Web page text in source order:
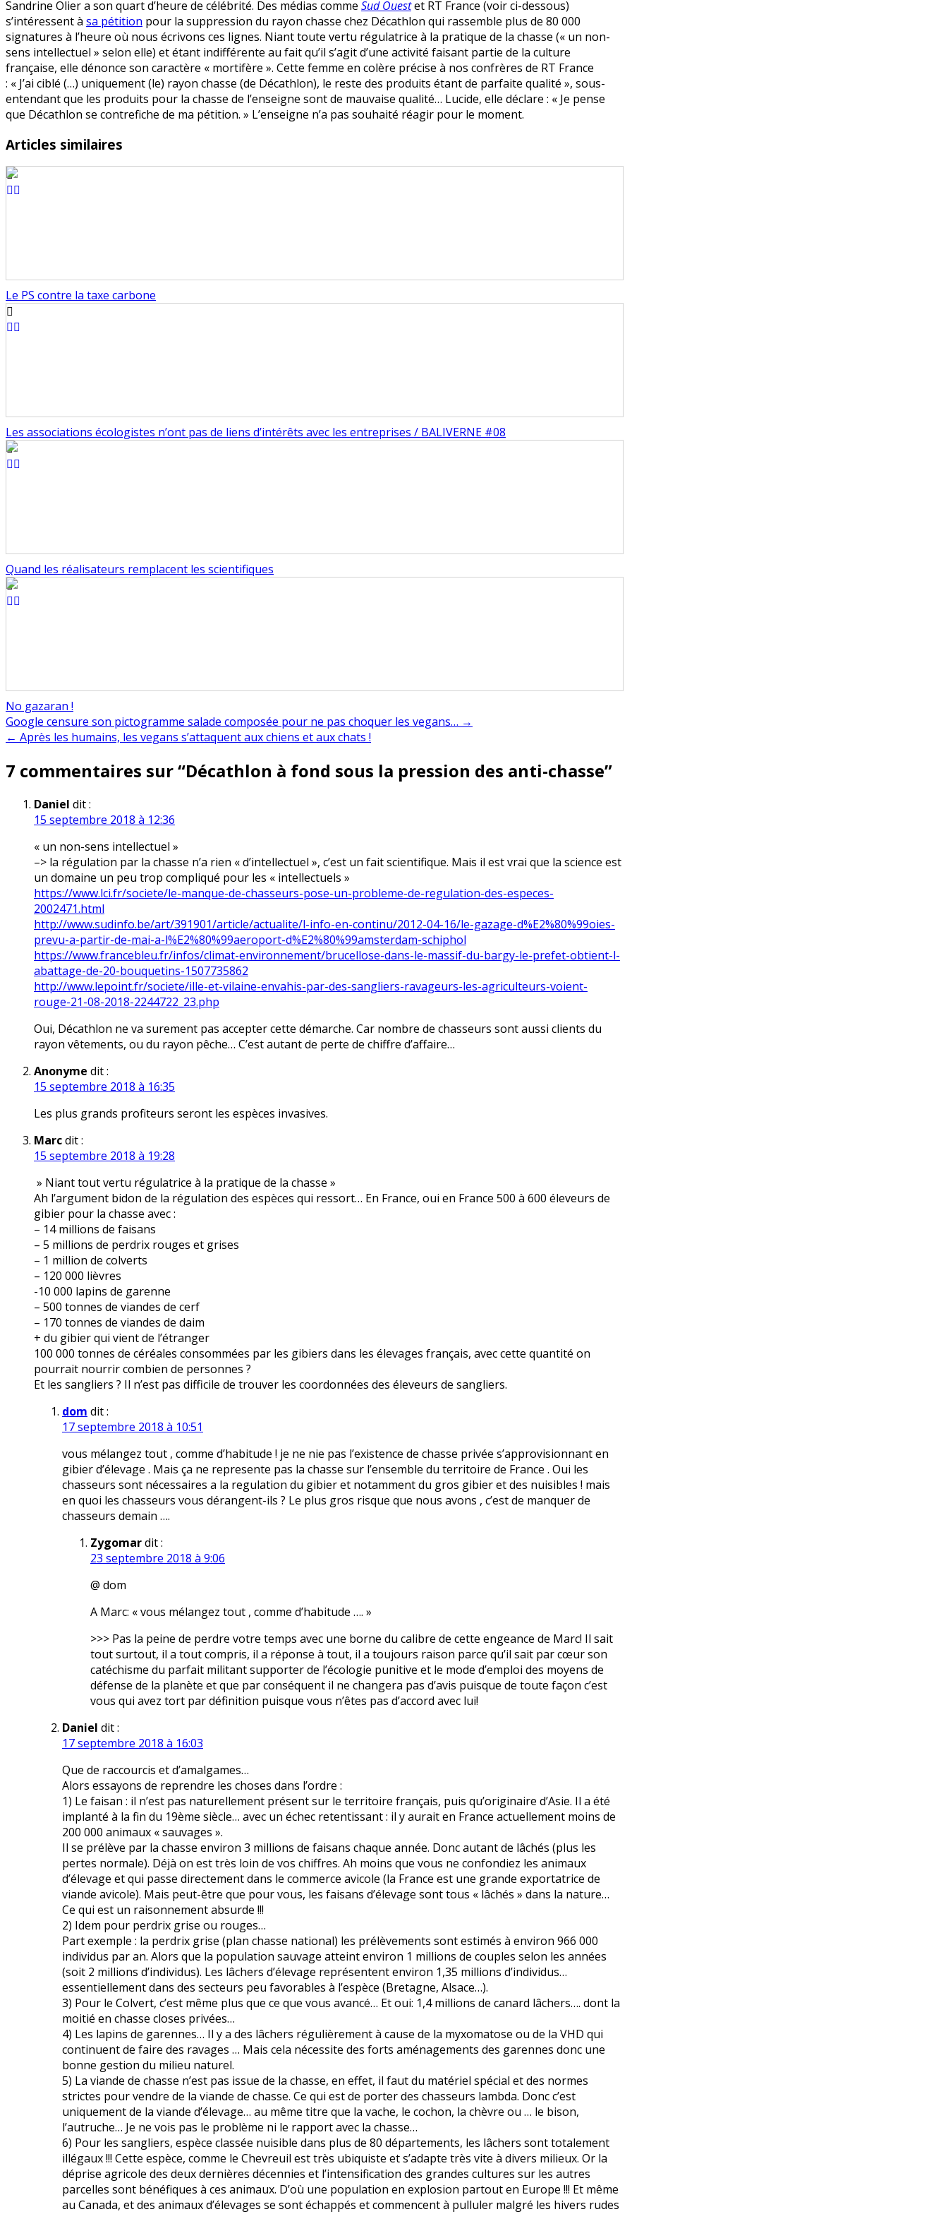
fond
sous
la
pression
des
anti-
chasse
Sandrine Olier a son quart d’heure de célébrité. Des médias comme Sud Ouestet RT France (voir ci-dessous)
s’intéressent à sa pétition pour la suppression du rayon chasse chez Décathlon qui rassemble plus de 80 000
signatures à l’heure où nous écrivons ces lignes. Niant toute vertu régulatrice à la pratique de la chasse (« un non-
sens intellectuel » selon elle) et étant indifférente au fait qu’il s’agit d’une activité faisant partie de la culture
française, elle dénonce son caractère « mortifère ». Cette femme en colère précise à nos confrères de RT France
: « J’ai ciblé (…) uniquement (le) rayon chasse (de Décathlon), le reste des produits étant de parfaite qualité », sous-
entendant que les produits pour la chasse de l’enseigne sont de mauvaise qualité… Lucide, elle déclare : « Je pense
que Décathlon se contrefiche de ma pétition. » L’enseigne n’a pas souhaité réagir pour le moment.
Articles similaires
Le PS contre la taxe carbone
Les associations écologistes n’ont pas de liens d’intérêts avec les entreprises / BALIVERNE #08
Quand les réalisateurs remplacent les scientifiques
No gazaran !
Navigation
de
l’article
Google censure son pictogramme salade composée pour ne pas choquer les vegans… →
← Après les humains, les vegans s’attaquent aux chiens et aux chats !
7 commentaires sur “Décathlon à fond sous la pression des anti-chasse”
Daniel dit :
15 septembre 2018 à 12:36
« un non-sens intellectuel »
–> la régulation par la chasse n’a rien « d’intellectuel », c’est un fait scientifique. Mais il est vrai que la science est
un domaine un peu trop compliqué pour les « intellectuels »
https://www.lci.fr/societe/le-manque-de-chasseurs-pose-un-probleme-de-regulation-des-especes-
2002471.html
http://www.sudinfo.be/art/391901/article/actualite/l-info-en-continu/2012-04-16/le-gazage-d%E2%80%99oies-
prevu-a-partir-de-mai-a-l%E2%80%99aeroport-d%E2%80%99amsterdam-schiphol
https://www.francebleu.fr/infos/climat-environnement/brucellose-dans-le-massif-du-bargy-le-prefet-obtient-l-
abattage-de-20-bouquetins-1507735862
http://www.lepoint.fr/societe/ille-et-vilaine-envahis-par-des-sangliers-ravageurs-les-agriculteurs-voient-
rouge-21-08-2018-2244722_23.php
Oui, Décathlon ne va surement pas accepter cette démarche. Car nombre de chasseurs sont aussi clients du
rayon vêtements, ou du rayon pêche… C’est autant de perte de chiffre d’affaire…
Anonyme dit :
15 septembre 2018 à 16:35
Les plus grands profiteurs seront les espèces invasives.
Marcdit :
15 septembre 2018 à 19:28
» Niant tout vertu régulatrice à la pratique de la chasse »
Ah l’argument bidon de la régulation des espèces qui ressort… En France, oui en France 500 à 600 éleveurs de
gibier pour la chasse avec :
– 14 millions de faisans
– 5 millions de perdrix rouges et grises
– 1 million de colverts
– 120 000 lièvres
-10 000 lapins de garenne
– 500 tonnes de viandes de cerf
– 170 tonnes de viandes de daim
+ du gibier qui vient de l’étranger
100 000 tonnes de céréales consommées par les gibiers dans les élevages français, avec cette quantité on
pourrait nourrir combien de personnes ?
Et les sangliers ? Il n’est pas difficile de trouver les coordonnées des éleveurs de sangliers.
dom dit :
17 septembre 2018 à 10:51
vous mélangez tout , comme d’habitude ! je ne nie pas l’existence de chasse privée s’approvisionnant en
gibier d’élevage . Mais ça ne represente pas la chasse sur l’ensemble du territoire de France . Oui les
chasseurs sont nécessaires a la regulation du gibier et notamment du gros gibier et des nuisibles ! mais
en quoi les chasseurs vous dérangent-ils ? Le plus gros risque que nous avons , c’est de manquer de
chasseurs demain ….
Zygomardit :
23 septembre 2018 à 9:06
@ dom
A Marc: « vous mélangez tout , comme d’habitude …. »
>>> Pas la peine de perdre votre temps avec une borne du calibre de cette engeance de Marc! Il sait
tout surtout, il a tout compris, il a réponse à tout, il a toujours raison parce qu’il sait par cœur son
catéchisme du parfait militant supporter de l’écologie punitive et le mode d’emploi des moyens de
défense de la planète et que par conséquent il ne changera pas d’avis puisque de toute façon c’est
vous qui avez tort par définition puisque vous n’êtes pas d’accord avec lui!
Daniel dit :
17 septembre 2018 à 16:03
Que de raccourcis et d’amalgames…
Alors essayons de reprendre les choses dans l’ordre :
1) Le faisan : il n’est pas naturellement présent sur le territoire français, puis qu’originaire d’Asie. Il a été
implanté à la fin du 19ème siècle… avec un échec retentissant : il y aurait en France actuellement moins de
200 000 animaux « sauvages ».
Il se prélève par la chasse environ 3 millions de faisans chaque année. Donc autant de lâchés (plus les
pertes normale). Déjà on est très loin de vos chiffres. Ah moins que vous ne confondiez les animaux
d’élevage et qui passe directement dans le commerce avicole (la France est une grande exportatrice de
viande avicole). Mais peut-être que pour vous, les faisans d’élevage sont tous « lâchés » dans la nature…
Ce qui est un raisonnement absurde !!!
2) Idem pour perdrix grise ou rouges…
Part exemple : la perdrix grise (plan chasse national) les prélèvements sont estimés à environ 966 000
individus par an. Alors que la population sauvage atteint environ 1 millions de couples selon les années
(soit 2 millions d’individus). Les lâchers d’élevage représentent environ 1,35 millions d’individus…
essentiellement dans des secteurs peu favorables à l’espèce (Bretagne, Alsace…).
3) Pour le Colvert, c’est même plus que ce que vous avancé… Et oui: 1,4 millions de canard lâchers…. dont la
moitié en chasse closes privées…
4) Les lapins de garennes… Il y a des lâchers régulièrement à cause de la myxomatose ou de la VHD qui
continuent de faire des ravages … Mais cela nécessite des forts aménagements des garennes donc une
bonne gestion du milieu naturel.
5) La viande de chasse n’est pas issue de la chasse, en effet, il faut du matériel spécial et des normes
strictes pour vendre de la viande de chasse. Ce qui est de porter des chasseurs lambda. Donc c’est
uniquement de la viande d’élevage… au même titre que la vache, le cochon, la chèvre ou … le bison,
l’autruche… Je ne vois pas le problème ni le rapport avec la chasse…
6) Pour les sangliers, espèce classée nuisible dans plus de 80 départements, les lâchers sont totalement
illégaux !!! Cette espèce, comme le Chevreuil est très ubiquiste et s’adapte très vite à divers milieux. Or la
déprise agricole des deux dernières décennies et l’intensification des grandes cultures sur les autres
parcelles sont bénéfiques à ces animaux. D’où une population en explosion partout en Europe !!! Et même
au Canada, et des animaux d’élevages se sont échappés et commencent à pulluler malgré les hivers rudes